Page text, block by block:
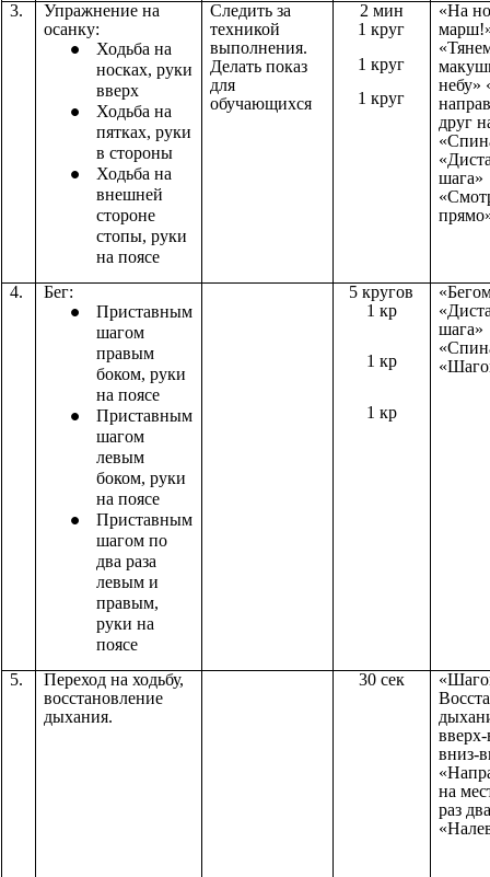
3.
Упражнение на
осанку:
Ходьба на
носках, руки
вверх
Ходьба на
пятках, руки
в стороны
Ходьба на
внешней
стороне
стопы, руки
на поясе
Следить за
техникой
выполнения.
Делать показ
для
обучающихся
2 мин
1 круг
1 круг
1 круг
«На
небу»
друг
шага»
4.
Бег:
Приставным
шагом
правым
боком, руки
на поясе
Приставным
шагом
левым
боком, руки
на поясе
Приставным
шагом по
два раза
левым и
правым,
руки на
поясе
5 кругов
1 кр
1 кр
1 кр
шага»
5.
Переход на ходьбу,
восстановление
дыхания.
30 сек
вниз-
на
раз